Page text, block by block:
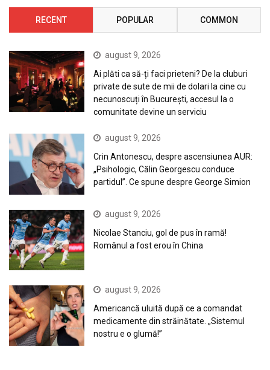
RECENT POPULAR COMMON
august 9, 2026
Ai plăti ca să-ți faci prieteni? De la cluburi
private de sute de mii de dolari la cine cu
necunoscuți în București, accesul la o
comunitate devine un serviciu
august 9, 2026
Crin Antonescu, despre ascensiunea AUR:
„Psihologic, Călin Georgescu conduce
partidul”. Ce spune despre George Simion
august 9, 2026
Nicolae Stanciu, gol de pus în ramă!
Românul a fost erou în China
august 9, 2026
Americancă uluită după ce a comandat
medicamente din străinătate. „Sistemul
nostru e o glumă!”